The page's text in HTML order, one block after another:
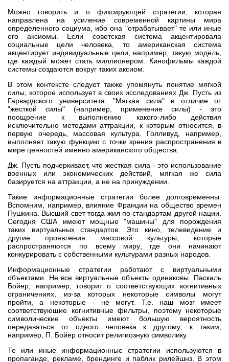
Можно говорить и о фиксирующей стратегии, которая
направлена на усиление современной картины мира
определенного социума, ибо она "отрабатывает" те или иные
его аксиомы. Если советская система акцентировала
социальные цели человека, то американская система
акцентирует индивидуальные цели, например, такую модель,
где каждый может стать миллионером. Кинофильмы каждой
системы создаются вокруг таких аксиом.
В этом контексте следует также упомянуть понятие мягкой
силы, которое использует в своих исследованиях Дж. Пусть из
Гарвардского университета. "Мягкая сила" в отличие от
"жесткой силы" (например, применение силы) - это
поощрение к выполнению какого-либо действия
исключительно методами аттракции, к которым относится, в
первую очередь, массовая культура. Голливуд, например,
выполняет такую функцию с точки зрения распространения в
мире ценностей именно американского общества.
Дж. Пусть подчеркивает, что жесткая сила - это использование
военных или экономических действий, мягкая же сила
базируется на аттракции, а не на принуждении.
Такие информационные стратегии более долговременны.
Вспомним, например, влияние Франции на общество времен
Пушкина. Высший свет тогда жил по стандартам другой нации.
Сегодня США имеют мощные "машины" для порождения
таких виртуальных стандартов. Это кино, телевидение и
другие проявления массовой культуры, которые
распространяются по всему миру, где они начинают
конкурировать с собственными культурами разных народов.
Информационные стратегии работают с виртуальными
объектами. Не все виртуальные объекты одинаковы. Паскаль
Бойер, например, говорит о соответствующих когнитивных
ограничениях, из-за которых некоторые символы могут
пройти, а некоторые - не могут. Т.е. наш мозг имеет
соответствующие когнитивные фильтры, поэтому некоторые
символические объекты имеют большую вероятность
передаваться от одного человека к другому; к таким,
например, П. Бойер относит религиозную символику.
Те или иные информационные стратегии используются в
пропаганде, рекламе, брендинге и паблик рилейшнз. В этом